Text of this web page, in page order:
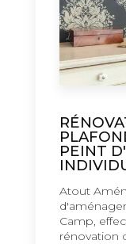
PEINT
Atout
Camp,
rénovation